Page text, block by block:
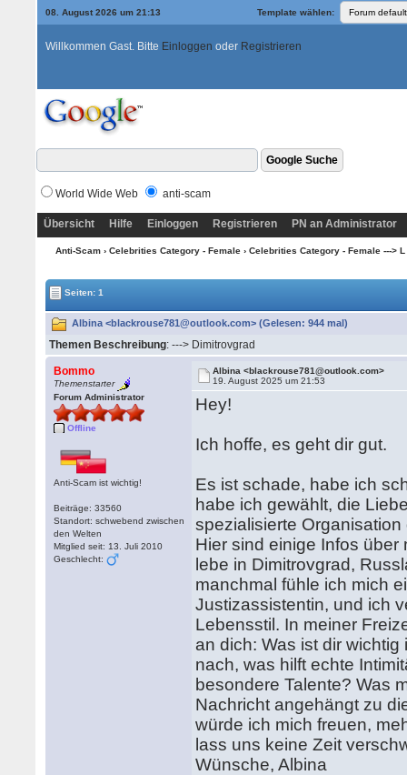
08. August 2026 um 21:13 Template wählen:
Willkommen Gast. Bitte Einloggen oder Registrieren
World Wide Web anti-scam
Übersicht Hilfe Einloggen Registrieren PN an Administrator
Anti-Scam› Celebrities Category - Female› Celebrities Category - Female ---> L
Seiten: 1
Albina <blackrouse781@outlook.com> (Gelesen: 944 mal)
Themen Beschreibung: ---> Dimitrovgrad
Bommo
Themenstarter
Forum Administrator
Offline
Anti-Scam ist wichtig!
Beiträge: 33560
Standort: schwebend zwischen
den Welten
Mitglied seit: 13. Juli 2010
Geschlecht:
Albina <blackrouse781@outlook.com>
19. August 2025 um 21:53
Hey!
Ich hoffe, es geht dir gut.
Es ist schade, habe ich
habe ich gewählt, die
spezialisierte
Hier sind einige Infos über
lebe in Dimitrovgrad,
manchmal fühle ich mich
Justizassistentin, und ich
Lebensstil. In meiner
an dich: Was ist dir
nach, was hilft echte
besondere Talente? Was
Nachricht angehängt zu
würde ich mich freuen,
lass uns keine Zeit
Wünsche, Albina